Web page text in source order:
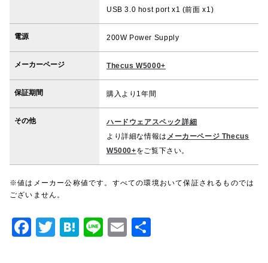
USB 3.0 host port x1 (前面 x1)
電源 200W Power Supply
メーカーページ Thecus W5000+
保証期間 購入より1年間
その他
ハードウェアスペック詳細
より詳細な情報は メーカーページ Thecus
W5000+をご覧下さい。
※値はメーカー公称値です。すべての環境おいて保証されるものでは
ございません。
F
T
H
Li
E